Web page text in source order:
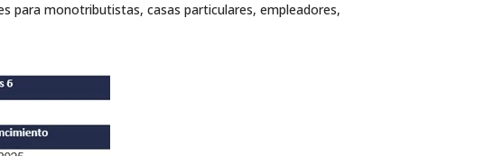
para monotributistas, casas particulares, empleadores,